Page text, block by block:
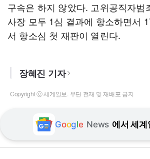
구속은 하지 않았다. 고위공직자범
사장 모두 1심 결과에 항소하면서
서 항소심 첫 재판이 열린다.
장혜진 기자
Copyright ⓒ 세계일보. 무단 전재 및 재배포 금지
Google News 에서 세계